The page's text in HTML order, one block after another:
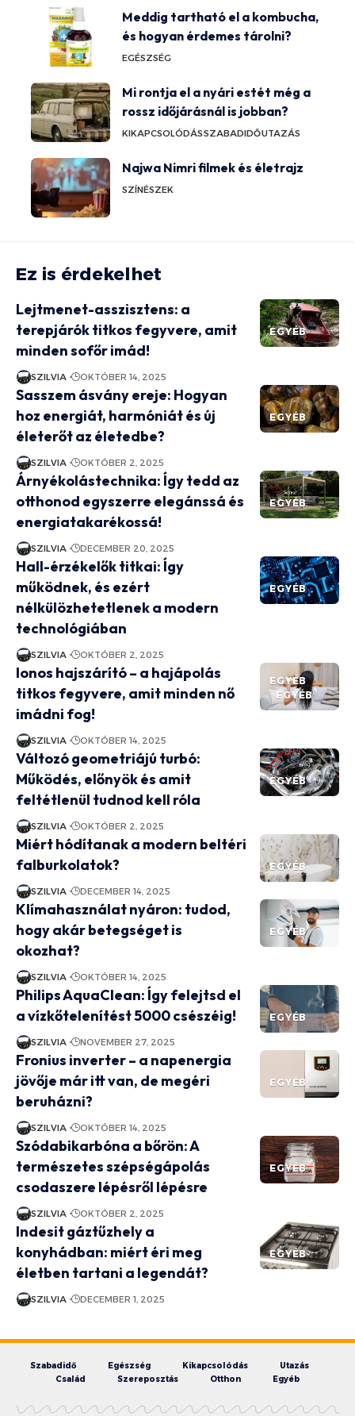
Meddig tartható el a kombucha,
és hogyan érdemes tárolni?
EGÉSZSÉG
Mi rontja el a nyári estét még a
rossz időjárásnál is jobban?
KIKAPCSOLÓDÁSSZABADIDŐUTAZÁS
Najwa Nimri filmek és életrajz
SZÍNÉSZEK
Ez is érdekelhet
EGYÉB
Lejtmenet-asszisztens: a
terepjárók titkos fegyvere, amit
minden sofőr imád!
SZILVIA OKTÓBER 14, 2025
EGYÉB
Sasszem ásvány ereje: Hogyan
hoz energiát, harmóniát és új
életerőt az életedbe?
SZILVIA OKTÓBER 2, 2025
EGYÉB
Árnyékolástechnika: Így tedd az
otthonod egyszerre elegánssá és
energiatakarékossá!
SZILVIA DECEMBER 20, 2025
EGYÉB
Hall-érzékelők titkai: Így
működnek, és ezért
nélkülözhetetlenek a modern
technológiában
SZILVIA OKTÓBER 2, 2025
EGYÉB
EGYÉB
Ionos hajszárító – a hajápolás
titkos fegyvere, amit minden nő
imádni fog!
SZILVIA OKTÓBER 14, 2025
EGYÉB
Változó geometriájú turbó:
Működés, előnyök és amit
feltétlenül tudnod kell róla
SZILVIA OKTÓBER 2, 2025
EGYÉB
Miért hódítanak a modern beltéri
falburkolatok?
SZILVIA DECEMBER 14, 2025
EGYÉB
Klímahasználat nyáron: tudod,
hogy akár betegséget is
okozhat?
SZILVIA OKTÓBER 14, 2025
EGYÉB
Philips AquaClean: Így felejtsd el
a vízkőtelenítést 5000 csészéig!
SZILVIA NOVEMBER 27, 2025
EGYÉB
Fronius inverter – a napenergia
jövője már itt van, de megéri
beruházni?
SZILVIA OKTÓBER 14, 2025
EGYÉB
Szódabikarbóna a bőrön: A
természetes szépségápolás
csodaszere lépésről lépésre
SZILVIA OKTÓBER 2, 2025
EGYÉB
Indesit gáztűzhely a
konyhádban: miért éri meg
életben tartani a legendát?
SZILVIA DECEMBER 1, 2025
Szabadidő Egészség Kikapcsolódás
Utazás
Család
Szereposztás Otthon Egyéb